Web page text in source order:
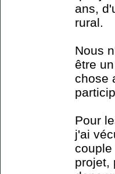
ans,
rural.
Nous
être
chose
Pour
j'ai
couple
projet,